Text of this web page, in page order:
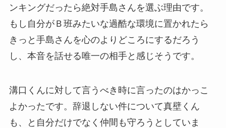
ンキングだったら絶対手島さんを選ぶ理由です。
もし自分がＢ班みたいな過酷な環境に置かれたら
きっと手島さんを心のよりどころにするだろう
し、本音を話せる唯一の相手と感じそうです。
溝口くんに対して言うべき時に言ったのはかっこ
よかったです。辞退しない件について真壁くん
も、と自分だけでなく仲間も守ろうとしていま